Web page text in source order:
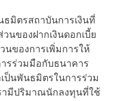
มิตรสถาบันการเงินที่
นของฝากเงินดอกเบี้ย
นของการเพิ่มการให้
รร่วมมือกับธนาคาร
ป็นพันธมิตรในการร่วม
ามีปริมาณนักลงทุนที่ใช้